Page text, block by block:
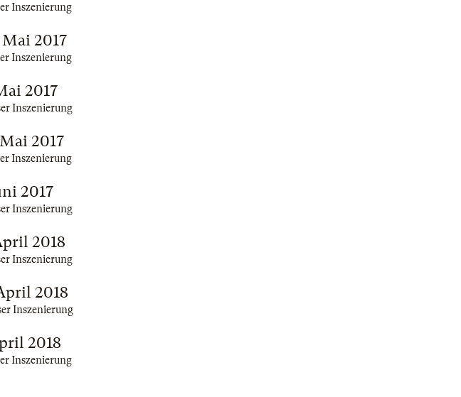
Inszenierung
2017
Inszenierung
2017
Inszenierung
2017
Inszenierung
2017
Inszenierung
2018
Inszenierung
2018
Inszenierung
2018
Inszenierung